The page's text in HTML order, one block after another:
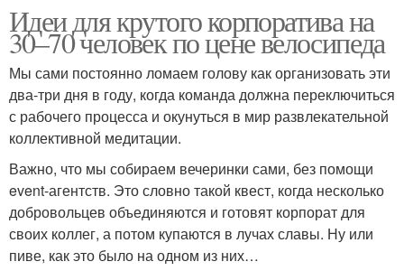
Идеи для крутого корпоратива на
30–70 человек по цене велосипеда
Мы сами постоянно ломаем голову как организовать эти
два-три дня в году, когда команда должна переключиться
с рабочего процесса и окунуться в мир развлекательной
коллективной медитации.
Важно, что мы собираем вечеринки сами, без помощи
event-агентств. Это словно такой квест, когда несколько
добровольцев объединяются и готовят корпорат для
своих коллег, а потом купаются в лучах славы. Ну или
пиве, как это было на одном из них…